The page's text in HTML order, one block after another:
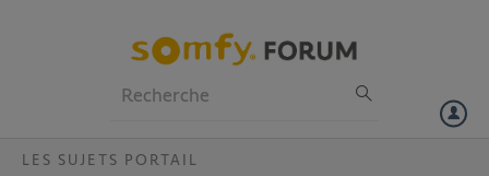
LES SUJETS PORTAIL